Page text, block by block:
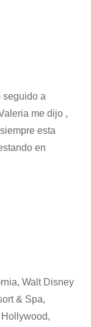
seguido a
me dijo ,
esta
en
Walt Disney
& Spa,